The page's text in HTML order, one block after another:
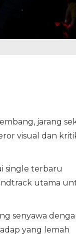
jarang
visual dan
single terbaru
utama
senyawa
yang lemah